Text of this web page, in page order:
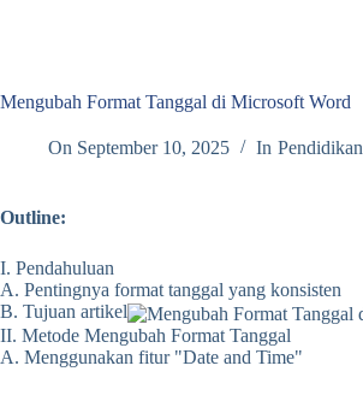
Mengubah Format Tanggal di Microsoft Word
On September 10, 2025 In Pendidikan
Outline:
I. Pendahuluan
A. Pentingnya format tanggal yang konsisten
B. Tujuan artikel
II. Metode Mengubah Format Tanggal
A. Menggunakan fitur "Date and Time"